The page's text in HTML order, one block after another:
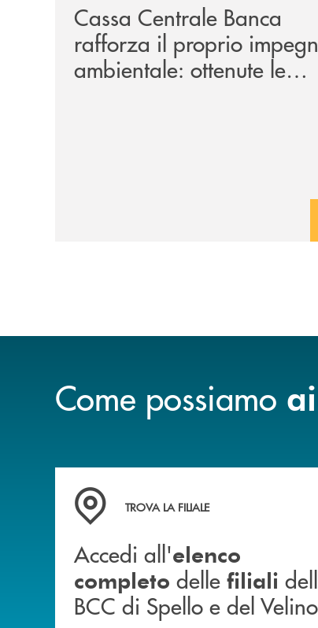
Cassa Centrale Banca
rafforza il proprio
ambientale: ottenute le
Come possiamo
Accedi all' elenco completo delle filiali
TROVA LA FILIALE
Accedi all'elenco
completo delle filiali
BCC di Spello e del Velino